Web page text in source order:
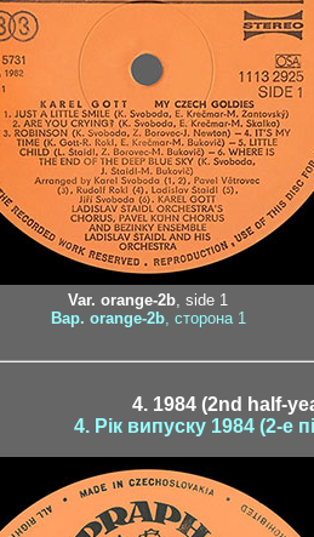
Var. orange-2b, side 1
Вар. orange-2b, сторона 1
4. 1984 (2nd half-
4. Рік випуску 1984 (2-е